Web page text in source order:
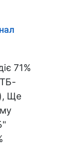
71%
ТБ-
Ще